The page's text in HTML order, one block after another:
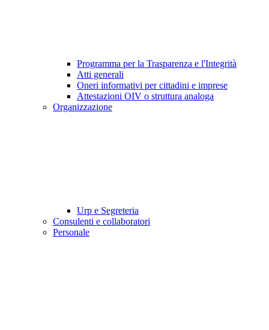
Programma per la Trasparenza e l'Integrità
Atti generali
Oneri informativi per cittadini e imprese
Attestazioni OIV o struttura analoga
Organizzazione
Urp e Segreteria
Consulenti e collaboratori
Personale